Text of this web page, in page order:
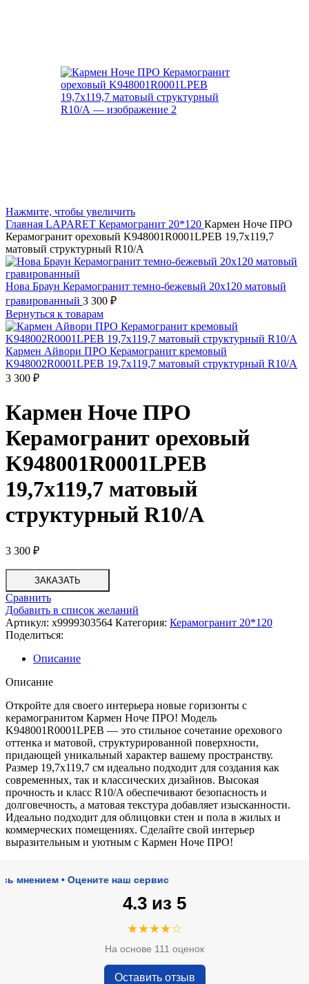
Нажмите, чтобы увеличить
Главная LAPARET Керамогранит 20*120 Кармен Ноче ПРО
Керамогранит ореховый K948001R0001LPEB 19,7х119,7
матовый структурный R10/A
Нова Браун Керамогранит темно-бежевый 20х120 матовый
гравированный 3 300 ₽
Вернуться к товарам
Кармен Айвори ПРО Керамогранит кремовый
K948002R0001LPEB 19,7х119,7 матовый структурный R10/A
3 300 ₽
Кармен Ноче ПРО
Керамогранит ореховый
K948001R0001LPEB
19,7х119,7 матовый
структурный R10/A
3 300 ₽
ЗАКАЗАТЬ
Сравнить
Добавить в список желаний
Артикул: х9999303564 Категория: Керамогранит 20*120
Поделиться:
Описание
Описание
Откройте для своего интерьера новые горизонты с
керамогранитом Кармен Ноче ПРО! Модель
K948001R0001LPEB — это стильное сочетание орехового
оттенка и матовой, структурированной поверхности,
придающей уникальный характер вашему пространству.
Размер 19,7х119,7 см идеально подходит для создания как
современных, так и классических дизайнов. Высокая
прочность и класс R10/A обеспечивают безопасность и
долговечность, а матовая текстура добавляет изысканности.
Идеально подходит для облицовки стен и пола в жилых и
коммерческих помещениях. Сделайте свой интерьер
выразительным и уютным с Кармен Ноче ПРО!
• Оцените наш сервис
4.3 из 5
★★★★☆
На основе 111 оценок
Оставить отзыв